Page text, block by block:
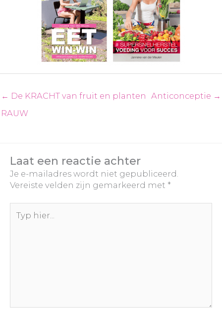
← De KRACHT van fruit en planten
RAUW
Anticonceptie →
Laat een reactie achter
Je e-mailadres wordt niet gepubliceerd.
Vereiste velden zijn gemarkeerd met *
hier...